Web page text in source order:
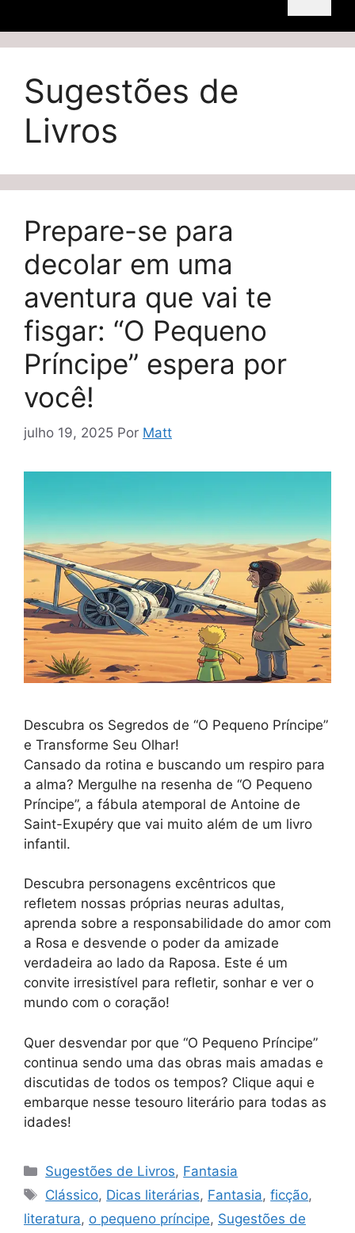
Sugestões de
Livros
Prepare-se para
decolar em uma
aventura que vai te
fisgar: “O Pequeno
Príncipe” espera por
você!
julho 19, 2025 Por Matt
Descubra os Segredos de “O Pequeno Príncipe”
e Transforme Seu Olhar!
Cansado da rotina e buscando um respiro para
a alma? Mergulhe na resenha de “O Pequeno
Príncipe”, a fábula atemporal de Antoine de
Saint-Exupéry que vai muito além de um livro
infantil.
Descubra personagens excêntricos que
refletem nossas próprias neuras adultas,
aprenda sobre a responsabilidade do amor com
a Rosa e desvende o poder da amizade
verdadeira ao lado da Raposa. Este é um
convite irresistível para refletir, sonhar e ver o
mundo com o coração!
Quer desvendar por que “O Pequeno Príncipe”
continua sendo uma das obras mais amadas e
discutidas de todos os tempos? Clique aqui e
embarque nesse tesouro literário para todas as
idades!
Categorias
Sugestões de Livros, Fantasia
Tags
Clássico, Dicas literárias, Fantasia,ficção,
literatura, o pequeno príncipe, Sugestões de